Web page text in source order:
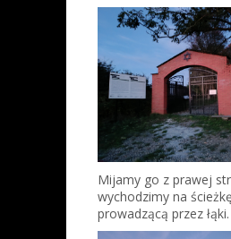
Mijamy go z prawej
wychodzimy na ścieżkę
prowadzącą przez łąki.